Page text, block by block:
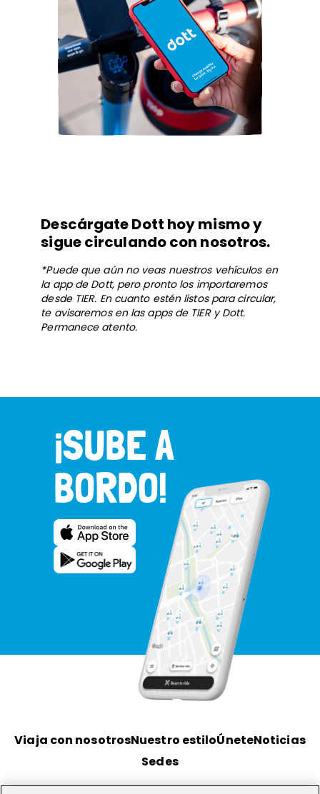
Descárgate Dott hoy mismo y
sigue circulando con nosotros.
*Puede que aún no veas nuestros vehículos en
la app de Dott, pero pronto los importaremos
desde TIER. En cuanto estén listos para circular,
te avisaremos en las apps de TIER y Dott.
Permanece atento.
¡SUBE A
BORDO!
Viaja con nosotrosNuestro estiloÚneteNoticias
Sedes